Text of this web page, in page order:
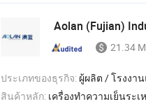
Aolan (Fujian)
21.34
ประเภทของธุรกิจ: ผู้ผลิต / โรงงานแ
สินค้าหลัก: เครื่องทำความเย็นระเหย , เครื่องทำความเย็น , เครื่องทำความเย็นในพื้นที่ชื้น , เครื่องปรับอากาศระเหย ,